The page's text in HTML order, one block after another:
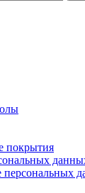
покрытия
персональных